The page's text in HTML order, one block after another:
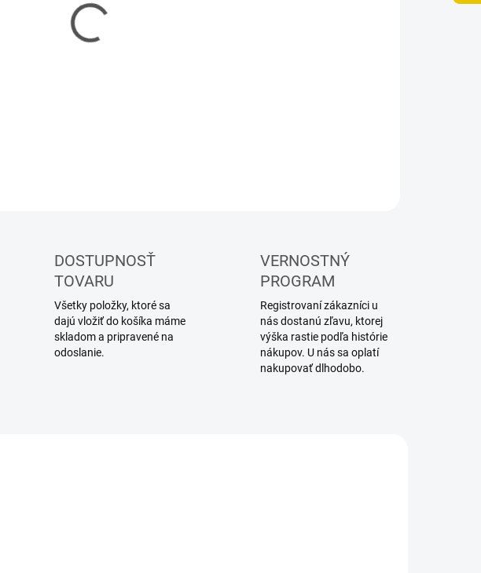
MOŽNOSTI
DOSTUPNOSŤ
TOVARU
Všetky položky, ktoré sa
dajú vložiť do košíka máme
skladom a pripravené na
odoslanie.
VERNOSTNÝ
PROGRAM
Registrovaní zákazníci u
nás dostanú zľavu, ktorej
výška rastie podľa histórie
nákupov. U nás sa oplatí
nakupovať dlhodobo.